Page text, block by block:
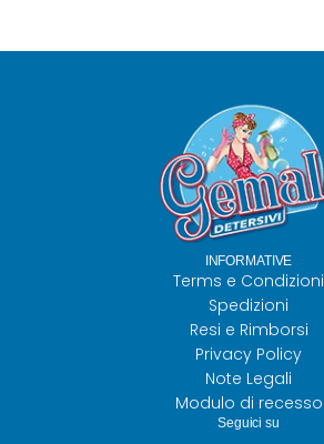
INFORMATIVE
Terms e Condizioni
Spedizioni
Resi e Rimborsi
Privacy Policy
Note Legali
Modulo di recesso
Seguici su